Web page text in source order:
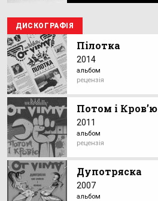
ДИСКОГРАФІЯ
Пілотка
2014
альбом
рецензія
Потом і Кров’ю
2011
альбом
рецензія
Дупотряска
2007
альбом